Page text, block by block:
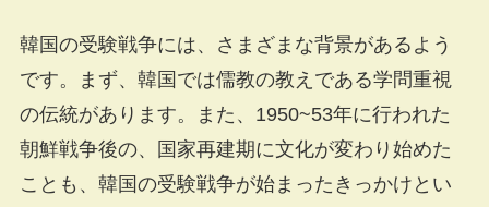
韓国の受験戦争には、さまざまな背景があるよう
です。まず、韓国では儒教の教えである学問重視
の伝統があります。また、1950~53年に行われた
朝鮮戦争後の、国家再建期に文化が変わり始めた
ことも、韓国の受験戦争が始まったきっかけとい